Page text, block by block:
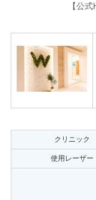
【公式
クリニック
使用レーザー